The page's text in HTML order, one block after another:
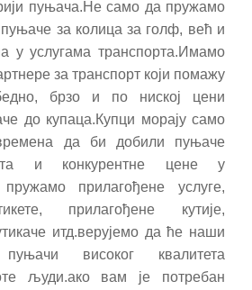
пуњача.Не само да пружамо
пуњаче за колица за голф, већ и
у услугама транспорта.Имамо
за транспорт који помажу
брзо и по ниској цени
до купаца.Купци морају само
да би добили пуњаче
и конкурентне цене у
пружамо прилагођене услуге,
прилагођене кутије,
итд.верујемо да ће наши
високог квалитета
људи.ако вам је потребан